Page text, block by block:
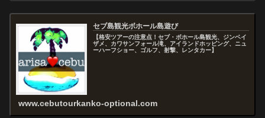
セブ島観光ボホール島遊び
【格安ツアーの注意点！セブ・ボホール島観光、ジンベイ
ザメ、カワサンフォール滝、アイランドホッピング、ニュ
ーハーフショー、ゴルフ、射撃、レンタカー】
www.cebutourkanko-optional.com